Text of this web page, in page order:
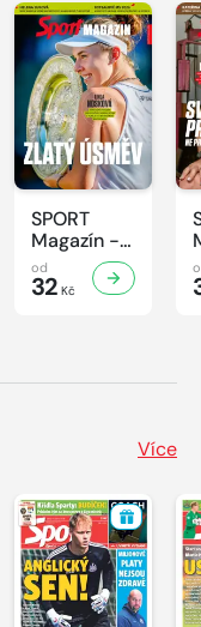
SPORT
Magazín -
29/2026
od
32 Kč
Více